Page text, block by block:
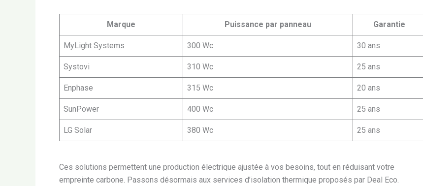
Marque Puissance par panneau Garantie
MyLight Systems 300 Wc 30 ans
Systovi 310 Wc 25 ans
Enphase 315 Wc 20 ans
SunPower 400 Wc 25 ans
LG Solar 380 Wc 25 ans
Ces solutions permettent une production électrique ajustée à vos besoins, tout en réduisant votre
empreinte carbone. Passons désormais aux services d’isolation thermique proposés par Deal Eco.